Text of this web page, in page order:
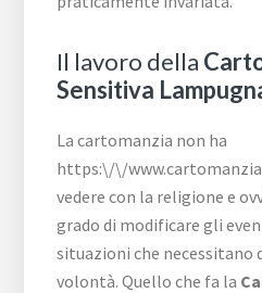
Il lavoro della
Sensitiva
La cartomanzia non ha
https:\/\/
vedere con la religione e
grado di modificare gli
situazioni che necessitano
volontà. Quello che fa la